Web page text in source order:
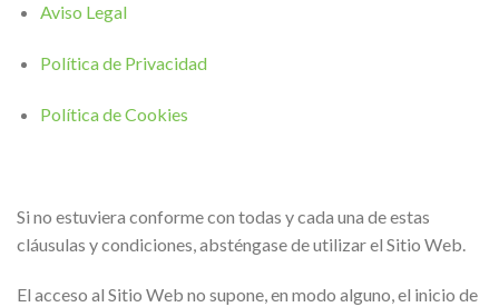
Aviso Legal
Política de Privacidad
Política de Cookies
Si no estuviera conforme con todas y cada una de estas
cláusulas y condiciones, absténgase de utilizar el Sitio Web.
El acceso al Sitio Web no supone, en modo alguno, el inicio de